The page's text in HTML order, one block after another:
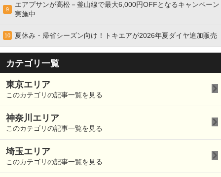
9
エアプサンが高松－釜山線で最大6,000円OFFとなるキャンペーン
実施中
10 夏休み・帰省シーズン向け！トキエアが2026年夏ダイヤ追加販売
カテゴリ一覧
東京エリア
このカテゴリの記事一覧を見る
神奈川エリア
このカテゴリの記事一覧を見る
埼玉エリア
このカテゴリの記事一覧を見る